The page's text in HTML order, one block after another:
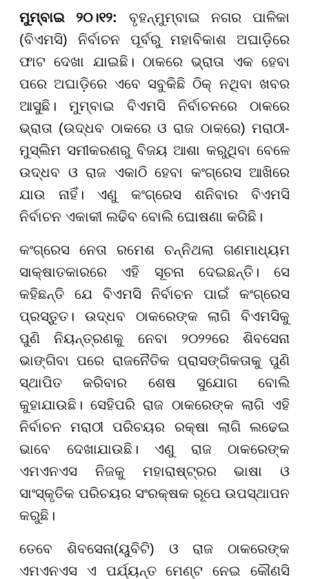
ମୁମ୍ବାଇ ୨୦।୧୨:
ବୃହନ୍ମୁମ୍ବାଇ ନଗର ପାଳିକା
(ବିଏମସି) ନିର୍ବାଚନ ପୂର୍ବରୁ ମହାବିକାଶ ଅଘାଡ଼ିରେ
ଫାଟ ଦେଖା ଯାଇଛି। ଠାକରେ ଭ୍ରାତା ଏକ ହେବା
ପରେ ଅଘାଡ଼ିରେ ଏବେ ସବୁକିଛି ଠିକ୍ ନଥିବା ଖବର
ଆସୁଛି। ମୁମ୍ବାଇ ବିଏମସି ନିର୍ବାଚନରେ ଠାକରେ
ଭ୍ରାତା (ଉଦ୍ଧବ ଠାକରେ ଓ ରାଜ ଠାକରେ) ମରାଠୀ-
ମୁସ୍ଲିମ ସମୀକରଣରୁ ବିଜୟ ଆଶା କରୁଥିବା ବେଳେ
ଉଦ୍ଧବ ଓ ରାଜ ଏକାଠି ହେବା କଂଗ୍ରେସ ଆଖିରେ
ଯାଉ ନାହିଁ। ଏଣୁ କଂଗ୍ରେସ ଶନିବାର ବିଏମସି
ନିର୍ବାଚନ ଏକାକୀ ଲଢିବ ବୋଲି ଘୋଷଣା କରିଛି।
କଂଗ୍ରେସ ନେତା ରମେଶ ଚନ୍ନିଥଲା ଗଣମାଧ୍ୟମ
ସାକ୍ଷାତକାରରେ ଏହି ସୂଚନା ଦେଇଛନ୍ତି। ସେ
କହିଛନ୍ତି ଯେ ବିଏମସି ନିର୍ବାଚନ ପାଇଁ କଂଗ୍ରେସ
ପ୍ରସ୍ତୁତ। ଉଦ୍ଧବ ଠାକରେଙ୍କ ଲାଗି ବିଏମସିକୁ
ପୁଣି ନିୟନ୍ତ୍ରଣକୁ ନେବା ୨୦୨୨ରେ ଶିବସେନା
ଭାଙ୍ଗିବା ପରେ ରାଜନୈତିକ ପ୍ରାସଙ୍ଗିକତାକୁ ପୁଣି
ସ୍ଥାପିତ କରିବାର ଶେଷ ସୁଯୋଗ ବୋଲି
କୁହାଯାଉଛି। ସେହିପରି ରାଜ ଠାକରେଙ୍କ ଲାଗି ଏହି
ନିର୍ବାଚନ ମରାଠୀ ପରିଚୟର ରକ୍ଷା ଲାଗି ଲଢେଇ
ଭାବେ ଦେଖାଯାଉଛି। ଏଣୁ ରାଜ ଠାକରେଙ୍କ
ଏମଏନଏସ ନିଜକୁ ମହାରାଷ୍ଟ୍ରର ଭାଷା ଓ
ସାଂସ୍କୃତିକ ପରିଚୟର ସଂରକ୍ଷକ ରୂପେ ଉପସ୍ଥାପନ
କରୁଛି।
ତେବେ ଶିବସେନା(ୟୁବିଟି) ଓ ରାଜ ଠାକରେଙ୍କ
ଏମଏନଏସ ଏ ପର୍ଯ୍ୟନ୍ତ ମେଣ୍ଟ ନେଇ କୌଣସି